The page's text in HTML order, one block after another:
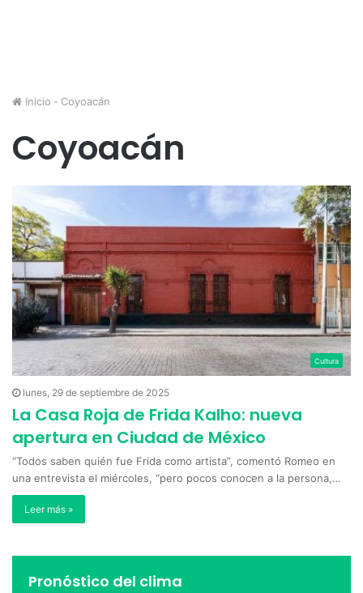
Inicio - Coyoacán
Coyoacán
Cultura
lunes, 29 de septiembre de 2025
La Casa Roja de Frida Kalho: nueva
apertura en Ciudad de México
“Todos saben quién fue Frida como artista”, comentó Romeo en
una entrevista el miércoles, “pero pocos conocen a la persona,…
Leer más »
Pronóstico del clima